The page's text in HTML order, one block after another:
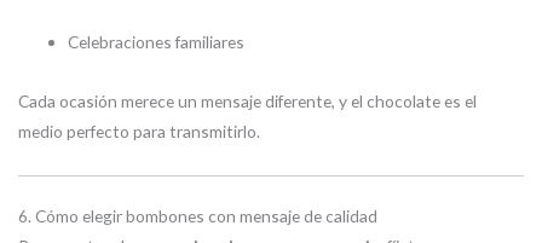
Celebraciones familiares
Cada ocasión merece un mensaje diferente, y el chocolate es el
medio perfecto para transmitirlo.
6. Cómo elegir bombones con mensaje de calidad